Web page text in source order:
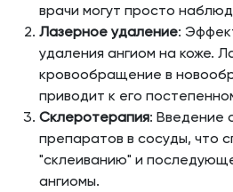
врачи могут просто
Лазерное удаление:
удаления ангиом на коже.
кровообращение в
приводит к его
Склеротерапия: Введение
препаратов в сосуды, что
"склеиванию" и
ангиомы.